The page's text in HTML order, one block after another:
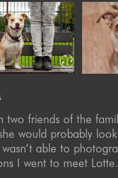
two friends of the
would probably
able to
I went to meet Lotte.